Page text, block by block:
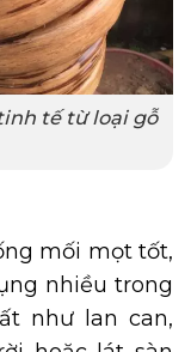
tế từ loại gỗ
mối mọt tốt,
nhiều trong
như lan can,